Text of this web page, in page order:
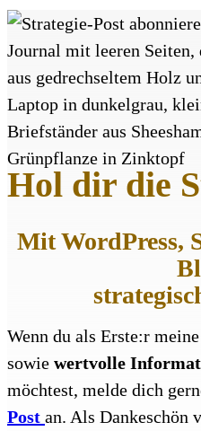
Hol dir die
Mit WordPress,
Wenn du als Erste:r meine
sowie wertvolle
möchtest, melde dich
Post an. Als Dankeschön